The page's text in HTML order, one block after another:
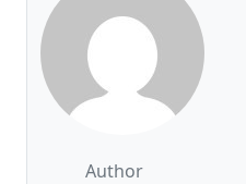
Author